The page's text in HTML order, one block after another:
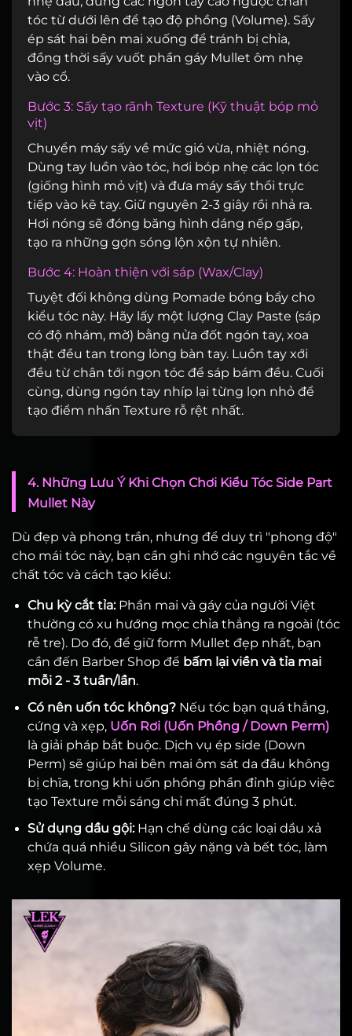
tóc từ dưới lên để tạo độ phồng (Volume). Sấy
ép sát hai bên mai xuống để tránh bị chỉa,
đồng thời sấy vuốt phần gáy Mullet ôm nhẹ
vào cổ.
Bước 3: Sấy tạo rãnh Texture (Kỹ thuật bóp mỏ
vịt)
Chuyển máy sấy về mức gió vừa, nhiệt nóng.
Dùng tay luồn vào tóc, hơi bóp nhẹ các lọn tóc
(giống hình mỏ vịt) và đưa máy sấy thổi trực
tiếp vào kẽ tay. Giữ nguyên 2-3 giây rồi nhả ra.
Hơi nóng sẽ đóng băng hình dáng nếp gấp,
tạo ra những gợn sóng lộn xộn tự nhiên.
Bước 4: Hoàn thiện với sáp (Wax/Clay)
Tuyệt đối không dùng Pomade bóng bẩy cho
kiểu tóc này. Hãy lấy một lượng Clay Paste (sáp
có độ nhám, mờ) bằng nửa đốt ngón tay, xoa
thật đều tan trong lòng bàn tay. Luồn tay xới
đều từ chân tới ngọn tóc để sáp bám đều. Cuối
cùng, dùng ngón tay nhíp lại từng lọn nhỏ để
tạo điểm nhấn Texture rỗ rệt nhất.
4. Những Lưu Ý Khi Chọn Chơi Kiểu Tóc Side Part
Mullet Này
Dù đẹp và phong trần, nhưng để duy trì "phong độ"
cho mái tóc này, bạn cần ghi nhớ các nguyên tắc về
chất tóc và cách tạo kiểu:
Chu kỳ cắt tỉa:Phần mai và gáy của người Việt
thường có xu hướng mọc chỉa thẳng ra ngoài (tóc
rễ tre). Do đó, để giữ form Mullet đẹp nhất, bạn
cần đến Barber Shop để bấm lại viền và tỉa mai
mỗi 2 - 3 tuần/lần.
Có nên uốn tóc không? Nếu tóc bạn quá thẳng,
cứng và xẹp, Uốn Rơi (Uốn Phồng / Down Perm)
là giải pháp bắt buộc. Dịch vụ ép side (Down
Perm) sẽ giúp hai bên mai ôm sát da đầu không
bị chĩa, trong khi uốn phồng phần đỉnh giúp việc
tạo Texture mỗi sáng chỉ mất đúng 3 phút.
Sử dụng dầu gội:Hạn chế dùng các loại dầu xả
chứa quá nhiều Silicon gây nặng và bết tóc, làm
xẹp Volume.